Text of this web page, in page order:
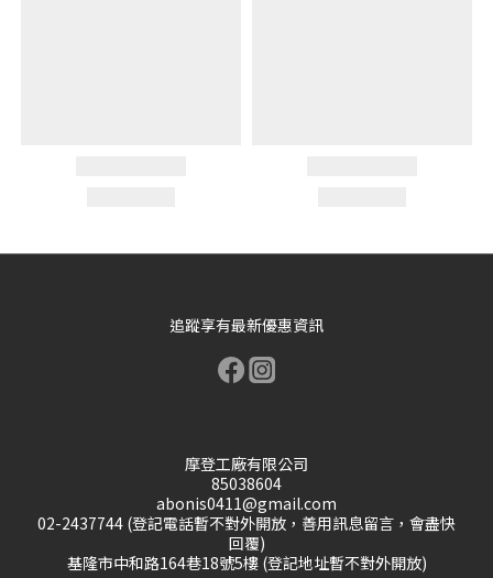
追蹤享有最新優惠資訊
摩登工廠有限公司
85038604
abonis0411@gmail.com
02-2437744 (登記電話暫不對外開放，善用訊息留言，會盡快
回覆)
基隆市中和路164巷18號5樓 (登記地址暫不對外開放)